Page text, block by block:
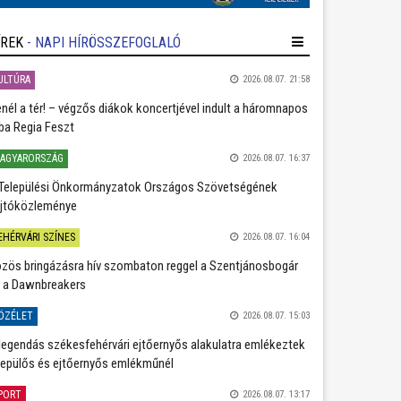
- NAPI HÍRÖSSZEFOGLALÓ
2026.08.07. 21:58
a tér! – végzős diákok koncertjével indult a háromnapos
Regia Feszt
2026.08.07. 16:37
Önkormányzatok Országos Szövetségének
SZÍNES 2026.08.07. 16:04
bringázásra hív szombaton reggel a Szentjánosbogár
Dawnbreakers
2026.08.07. 15:03
székesfehérvári ejtőernyős alakulatra emlékeztek
és ejtőernyős emlékműnél
2026.08.07. 13:17